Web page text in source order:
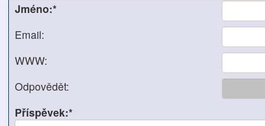
Jméno:*
Email:
WWW:
Odpovědět:
Příspěvek:*